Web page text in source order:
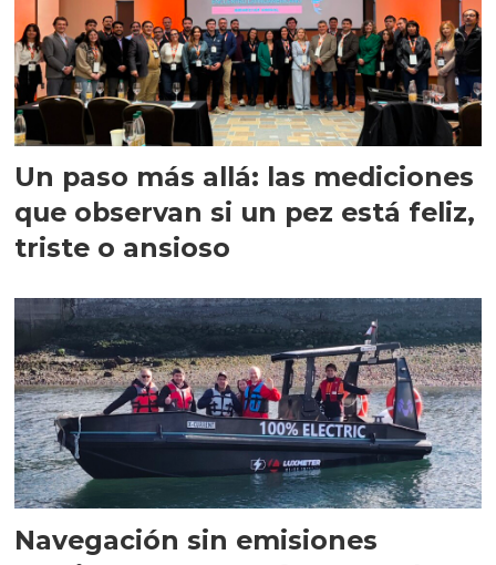
Un paso más allá: las mediciones
que observan si un pez está feliz,
triste o ansioso
Navegación sin emisiones